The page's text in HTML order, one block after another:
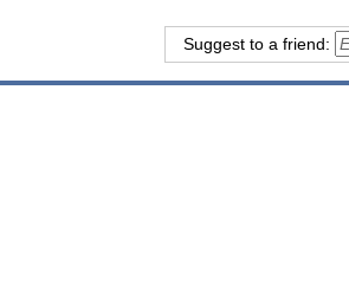
Suggest to a friend: